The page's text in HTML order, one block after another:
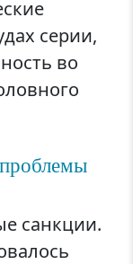
серии,
во
санкции.